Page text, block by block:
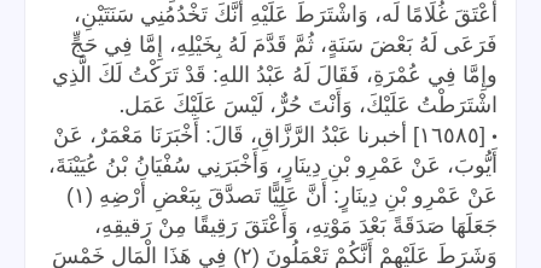
أَعْتَقَ غُلَامًا لَه، وَاشْتَرَطَ عَلَيْهِ أَنَّكَ تَخْدُمُنِي سَنَتَيْنِ،
فَرَعَى لَهُ بَعْضَ سَنَةٍ، ثُمَّ قَدَّمَ لَهُ بِخَيْلِهِ، إِمَّا فِي حَجٍّ
وإِمَّا فِي عُمْرَةِ، فَقَالَ لَهُ عَبْدُ اللهِ: قَدْ تَرَكْتُ لَكَ الَّذِي
اشْتَرَطْتُ عَلَيْكَ، وَأَنْتَ حُرٌّ، لَيْسَ عَلَيْكَ عَمَل.
•
[١٦٥٨٥] أخبرنا عَبْدُ الرَّزَّاقِ، قَالَ: أَخْبَرَنَا مَعْمَرٌ، عَنْ
أَيُّوبَ، عَنْ عَمْرِو بْنِ دِينَارٍ، وَأَخْبَرَنِي سُفْيَانُ بْنُ عُيَيْنَةَ،
عَنْ عَمْرِو بْنِ دِينَارٍ: أَنَّ عَلِيًّا تَصدَّقَ بِبَعْضِ أَرْضِهِ (١)
جَعَلَهَا صَدَقَةً بَعْدَ مَوْتِهِ، وَأَعْتَقَ رَقِيقًا مِنْ رَقيقِهِ،
وَشَرَطَ عَلَيْهِمْ أَنَّكُمْ تَعْمَلُونَ (٢) فِي هَذَا الْمَالِ خَمْسَ